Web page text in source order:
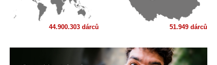
44.900.303 dárců 51.949 dárců